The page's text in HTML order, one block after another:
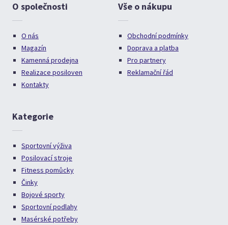
O společnosti
O nás
Magazín
Kamenná prodejna
Realizace posiloven
Kontakty
Vše o nákupu
Obchodní podmínky
Doprava a platba
Pro partnery
Reklamační řád
Kategorie
Sportovní výživa
Posilovací stroje
Fitness pomůcky
Činky
Bojové sporty
Sportovní podlahy
Masérské potřeby